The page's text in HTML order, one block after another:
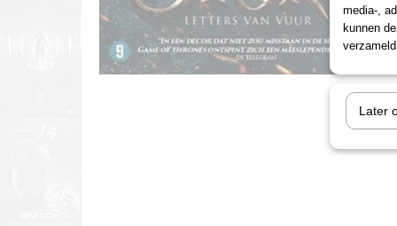
media-,
kunnen
Later